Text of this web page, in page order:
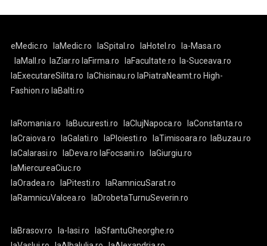
eMedic.ro laMedic.ro laSpital.ro laHotel.ro
la-Masa.ro
laMall.ro
laZiar.ro laFirma.ro laFacultate.ro
la-Suceava.ro
laExecutareSilita.ro
laChisinau.ro laPiatraNeamt.ro High-
Fashion.ro laBalti.ro
laRomania.ro laBucuresti.ro laClujNapoca.ro
laConstanta.ro
laCraiova.ro
laGalati.ro laPloiesti.ro laTimisoara.ro
laBuzau.ro
laCalarasi.ro
laDeva.ro laFocsani.ro
laGiurgiu.ro
laMiercureaCiuc.ro
laOradea.ro
laPitesti.ro
laRamnicuSarat.ro
laRamnicuValcea.ro
laDrobetaTurnuSeverin.ro
laBrasov.ro la-Iasi.ro
laSfantuGheorghe.ro